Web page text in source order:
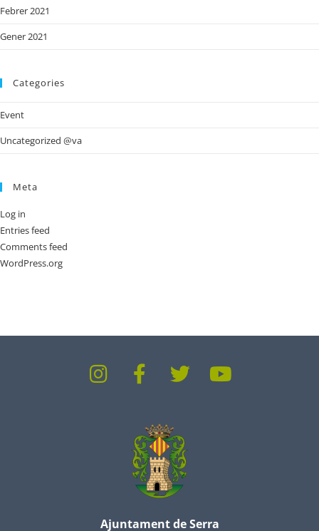
Febrer 2021
Gener 2021
Categories
Event
Uncategorized @va
Meta
Log in
Entries feed
Comments feed
WordPress.org
Ajuntament de Serra